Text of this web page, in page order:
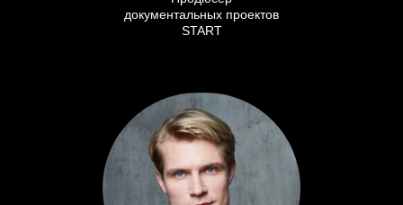
документальных проектов
START